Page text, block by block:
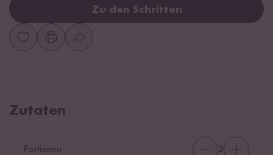
Zu den Schritten
Zutaten
Portionen 2